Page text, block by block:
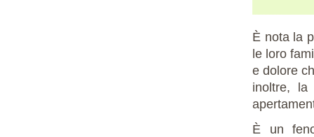
È nota la
le loro
e dolore
inoltre,
È un